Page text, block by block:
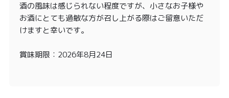
酒の風味は感じられない程度ですが、小さなお子様や
お酒にとても過敏な方が召し上がる際はご留意いただ
けますと幸いです。
賞味期限：2026年8月24日